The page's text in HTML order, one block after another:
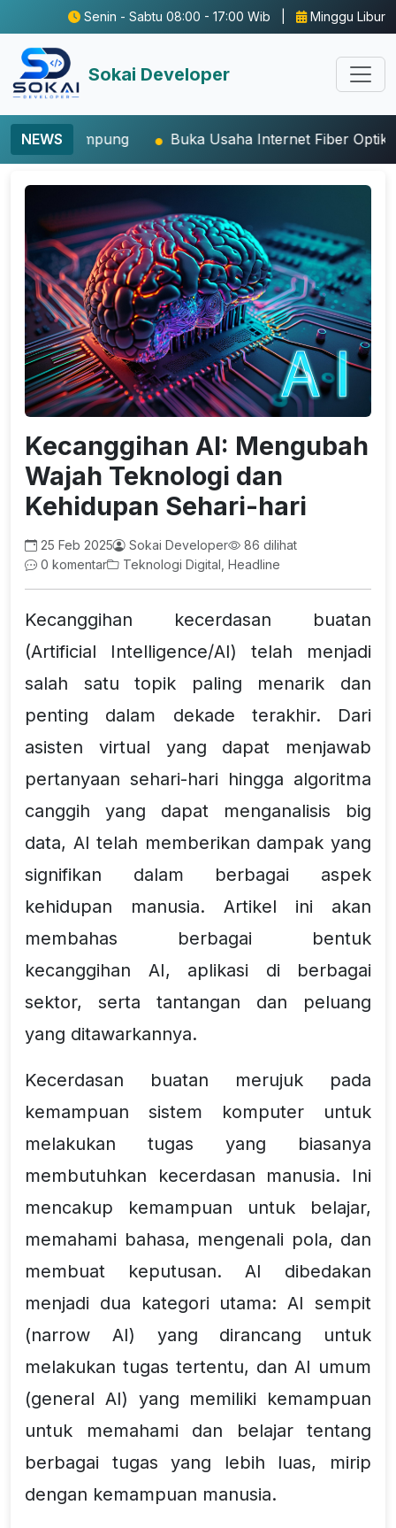
Senin - Sabtu 08:00 - 17:00 Wib | Minggu Libur
Sokai Developer
NEWSBuka Usaha Internet Fiber Optik atau WiFi RT/
Kecanggihan AI: Mengubah
Wajah Teknologi dan
Kehidupan Sehari-hari
25 Feb 2025 Sokai Developer
86 dilihat
0 komentar
Teknologi Digital, Headline
Kecanggihan kecerdasan buatan
(Artificial Intelligence/AI) telah menjadi
salah satu topik paling menarik dan
penting dalam dekade terakhir. Dari
asisten virtual yang dapat menjawab
pertanyaan sehari-hari hingga algoritma
canggih yang dapat menganalisis big
data, AI telah memberikan dampak yang
signifikan dalam berbagai aspek
kehidupan manusia. Artikel ini akan
membahas berbagai bentuk
kecanggihan AI, aplikasi di berbagai
sektor, serta tantangan dan peluang
yang ditawarkannya.
Kecerdasan buatan merujuk pada
kemampuan sistem komputer untuk
melakukan tugas yang biasanya
membutuhkan kecerdasan manusia. Ini
mencakup kemampuan untuk belajar,
memahami bahasa, mengenali pola, dan
membuat keputusan. AI dibedakan
menjadi dua kategori utama: AI sempit
(narrow AI) yang dirancang untuk
melakukan tugas tertentu, dan AI umum
(general AI) yang memiliki kemampuan
untuk memahami dan belajar tentang
berbagai tugas yang lebih luas, mirip
dengan kemampuan manusia.